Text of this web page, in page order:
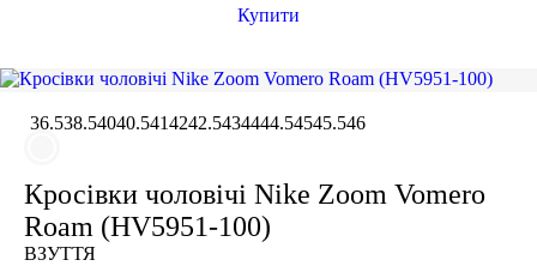
Купити
36.538.54040.5414242.5434444.54545.546
Кросівки чоловічі Nike Zoom Vomero
Roam (HV5951-100)
ВЗУТТЯ